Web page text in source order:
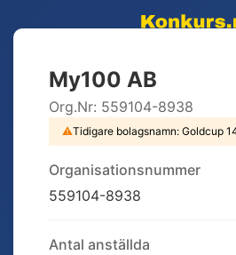
My100 AB
Org.Nr: 559104-8938
⚠Tidigare bolagsnamn: Goldcup
Organisationsnummer
559104-8938
Antal anställda